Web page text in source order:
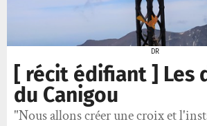
DR
[ récit édifiant ] Les
du Canigou
"Nous allons créer une croix et